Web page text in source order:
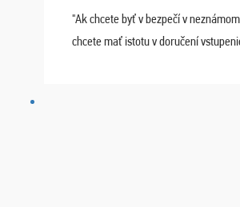
"Ak chcete byť v bezpečí v
chcete mať istotu v doručení